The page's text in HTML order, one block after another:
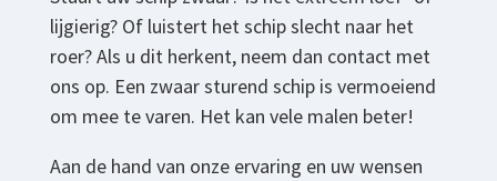
lijgierig? Of luistert het schip slecht naar het
roer? Als u dit herkent, neem dan contact met
ons op. Een zwaar sturend schip is vermoeiend
om mee te varen. Het kan vele malen beter!
Aan de hand van onze ervaring en uw wensen